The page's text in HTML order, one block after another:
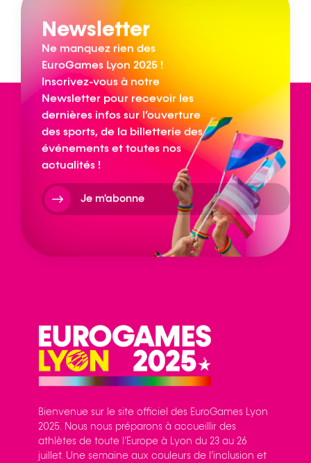
Newsletter
Ne manquez rien des
EuroGames Lyon 2025 !
Inscrivez-vous à notre
Newsletter pour recevoir les
dernières infos sur l’ouverture
des sports, de la billetterie des
événements et toutes nos
actualités !
Je m'abonne
Bienvenue sur le site officiel des EuroGames Lyon
2025. Nous nous préparons à accueillir des
athlètes de toute l’Europe à Lyon du 23 au 26
juillet. Une semaine aux couleurs de l’inclusion et